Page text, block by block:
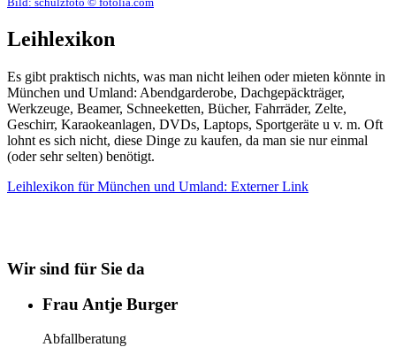
Leihlexikon
Es gibt praktisch nichts, was man nicht leihen oder mieten könnte in
München und Umland: Abendgarderobe, Dachgepäckträger,
Werkzeuge, Beamer, Schneeketten, Bücher, Fahrräder, Zelte,
Geschirr, Karaokeanlagen, DVDs, Laptops, Sportgeräte u v. m. Oft
lohnt es sich nicht, diese Dinge zu kaufen, da man sie nur einmal
(oder sehr selten) benötigt.
Leihlexikon für München und Umland: Externer Link
Wir sind für Sie da
Frau Antje Burger
Abfallberatung